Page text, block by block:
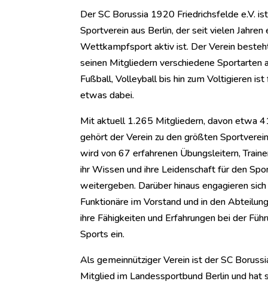
Der SC Borussia 1920 Friedrichsfelde e.V.
Sportverein aus Berlin, der seit vielen
Wettkampfsport aktiv ist. Der Verein
seinen Mitgliedern verschiedene Sportarten
Fußball, Volleyball bis hin zum Voltigieren
etwas dabei.
Mit aktuell 1.265 Mitgliedern, davon etwa
gehört der Verein zu den größten
wird von 67 erfahrenen Übungsleitern,
ihr Wissen und ihre Leidenschaft für den
weitergeben. Darüber hinaus engagieren
Funktionäre im Vorstand und in den
ihre Fähigkeiten und Erfahrungen bei der
Sports ein.
Als gemeinnütziger Verein ist der SC
Mitglied im Landessportbund Berlin und hat